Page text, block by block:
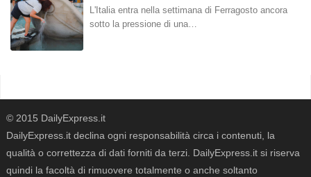
L'Italia entra nella settimana di Ferragosto ancora
sotto la pressione di una…
© 2015 DailyExpress.it
DailyExpress.it declina ogni responsabilità circa i contenuti, la
qualità o correttezza di dati forniti da terzi. DailyExpress.it si riserva
quindi la facoltà di rimuovere totalmente o anche soltanto